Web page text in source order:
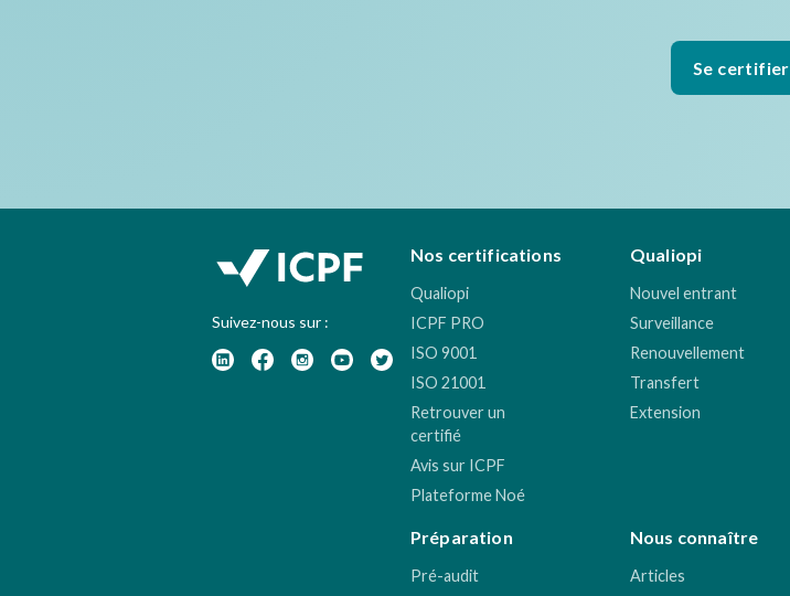
Se certifier
Suivez-nous sur :
Nos certifications
Qualiopi
ICPF PRO
ISO 9001
ISO 21001
Retrouver un
certifié
Avis sur ICPF
Plateforme Noé
Qualiopi
Nouvel entrant
Surveillance
Renouvellement
Transfert
Extension
Préparation
Pré-audit
Nous connaître
Articles